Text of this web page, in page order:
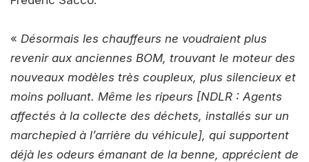
« Désormais les chauffeurs ne voudraient plus
revenir aux anciennes BOM, trouvant le moteur des
nouveaux modèles très coupleux, plus silencieux et
moins polluant. Même les ripeurs [NDLR : Agents
affectés à la collecte des déchets, installés sur un
marchepied à l’arrière du véhicule], qui supportent
déjà les odeurs émanant de la benne, apprécient de